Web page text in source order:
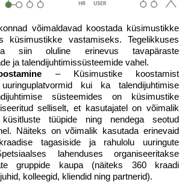
võimaldavad koostada küsimustikke
küsimustikke vastamiseks. Tegelikkuses
siin oluline erinevus tavapäraste
ja talendijuhtimissüsteemide vahel.
– Küsimustike koostamist
kui ka talendijuhtimise
süsteemides on küsimustike
selliselt, et kasutajatel on võimalik
tüüpide ning nendega seotud
Näiteks on võimalik kasutada erinevaid
tagasiside ja rahulolu uuringute
lahenduses organiseeritakse
gruppide kaupa (näiteks 360 kraadi
kolleegid, kliendid ning partnerid).